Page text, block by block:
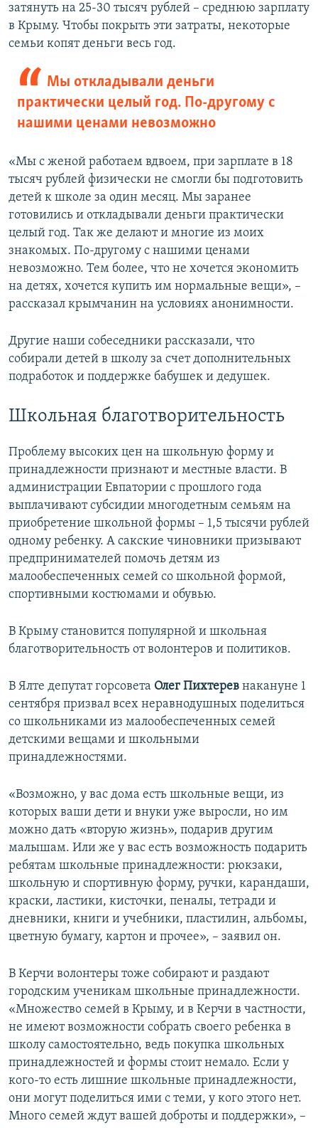
затянуть на 25-30 тысяч рублей – среднюю зарплату
в Крыму. Чтобы покрыть эти затраты, некоторые
семьи копят деньги весь год.
Мы откладывали деньги
практически целый год. По-другому с
нашими ценами невозможно
«Мы с женой работаем вдвоем, при зарплате в 18
тысяч рублей физически не смогли бы подготовить
детей к школе за один месяц. Мы заранее
готовились и откладывали деньги практически
целый год. Так же делают и многие из моих
знакомых. По-другому с нашими ценами
невозможно. Тем более, что не хочется экономить
на детях, хочется купить им нормальные вещи», –
рассказал крымчанин на условиях анонимности.
Другие наши собеседники рассказали, что
собирали детей в школу за счет дополнительных
подработок и поддержке бабушек и дедушек.
Школьная благотворительность
Проблему высоких цен на школьную форму и
принадлежности признают и местные власти. В
администрации Евпатории с прошлого года
выплачивают субсидии многодетным семьям на
приобретение школьной формы – 1,5 тысячи рублей
одному ребенку. А сакские чиновники призывают
предпринимателей помочь детям из
малообеспеченных семей со школьной формой,
спортивными костюмами и обувью.
В Крыму становится популярной и школьная
благотворительность от волонтеров и политиков.
В Ялте депутат горсовета Олег Пихтерев накануне 1
сентября призвал всех неравнодушных поделиться
со школьниками из малообеспеченных семей
детскими вещами и школьными
принадлежностями.
«Возможно, у вас дома есть школьные вещи, из
которых ваши дети и внуки уже выросли, но им
можно дать «вторую жизнь», подарив другим
малышам. Или же у вас есть возможность подарить
ребятам школьные принадлежности: рюкзаки,
школьную и спортивную форму, ручки, карандаши,
краски, ластики, кисточки, пеналы, тетради и
дневники, книги и учебники, пластилин, альбомы,
цветную бумагу, картон и прочее», – заявил он.
В Керчи волонтеры тоже собирают и раздают
городским ученикам школьные принадлежности.
«Множество семей в Крыму, и в Керчи в частности,
не имеют возможности собрать своего ребенка в
школу самостоятельно, ведь покупка школьных
принадлежностей и формы стоит немало. Если у
кого-то есть лишние школьные принадлежности,
они могут поделиться ими с теми, у кого этого нет.
Много семей ждут вашей доброты и поддержки», –